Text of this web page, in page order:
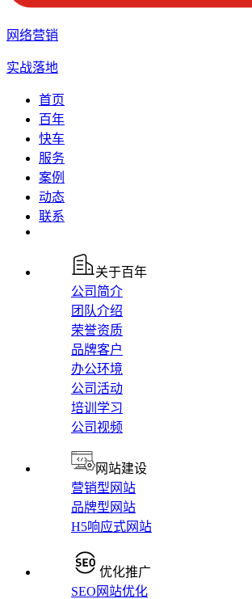
网络营销
实战落地
首页
百年
快车
服务
案例
动态
联系
关于百年
公司简介
团队介绍
荣誉资质
品牌客户
办公环境
公司活动
培训学习
公司视频
网站建设
营销型网站
品牌型网站
H5响应式网站
优化推广
SEO网站优化